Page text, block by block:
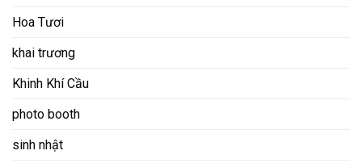
Hoa Tươi
khai trương
Khinh Khí Cầu
photo booth
sinh nhật